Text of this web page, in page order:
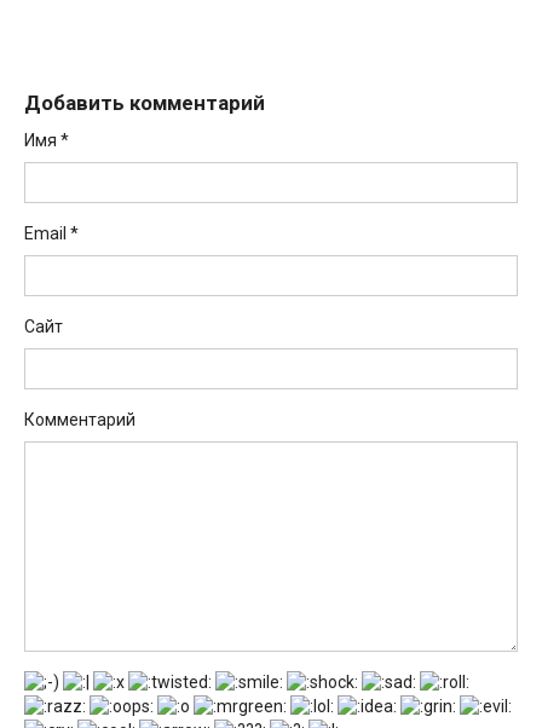
Добавить комментарий
Имя *
Email *
Сайт
Комментарий